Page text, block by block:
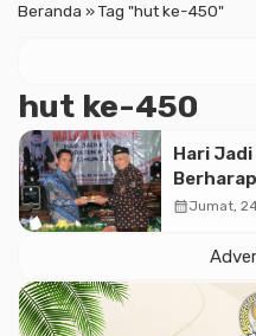
Beranda »Tag "hut ke-450"
hut ke-450
Hari
calendar_monthJumat,